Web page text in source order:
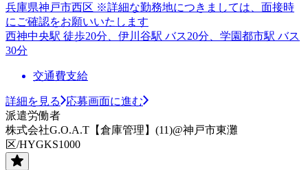
兵庫県神戸市西区 ※詳細な勤務地につきましては、面接時
にご確認をお願いいたします
西神中央駅 徒歩20分、伊川谷駅 バス20分、学園都市駅 バス
30分
交通費支給
詳細を見る
応募画面に進む
派遣労働者
株式会社G.O.A.T【倉庫管理】(11)@神戸市東灘
区/HYGKS1000